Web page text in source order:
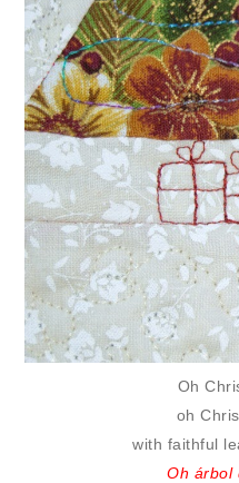
Oh
oh
with faithful
Oh árbol